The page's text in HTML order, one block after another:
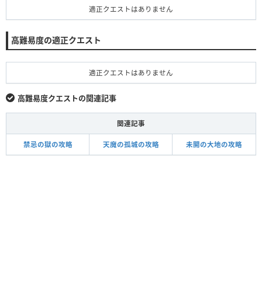
適正クエストはありません
高難易度の適正クエスト
適正クエストはありません
高難易度クエストの関連記事
関連記事
禁忌の獄の攻略 天魔の孤城の攻略 未開の大地の攻略